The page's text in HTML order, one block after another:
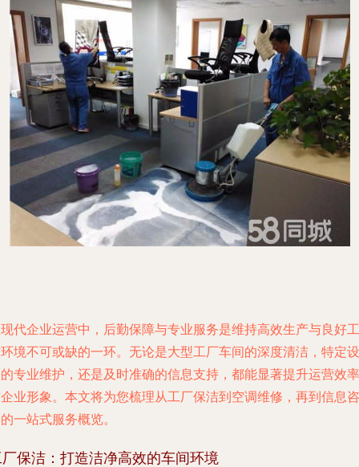
代企业运营中，后勤保障与专业服务是维持高效生产与良好工
境不可或缺的一环。无论是大型工厂车间的深度清洁，特定设
专业维护，还是及时准确的信息支持，都能显著提升运营效率
业形象。本文将为您梳理从工厂保洁到空调维修，再到信息咨
一站式服务概览。
保洁：打造洁净高效的车间环境